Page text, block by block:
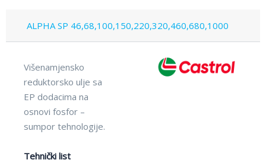
ALPHA SP 46,68,100,150,220,320,460,680,1000
Višenamjensko
reduktorsko ulje sa
EP dodacima na
osnovi fosfor –
sumpor tehnologije.
Tehnički list